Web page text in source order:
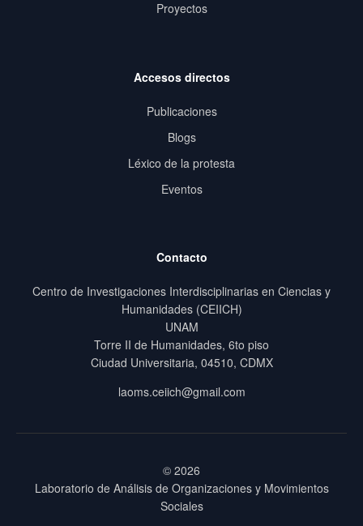
Proyectos
Accesos directos
Publicaciones
Blogs
Léxico de la protesta
Eventos
Contacto
Centro de Investigaciones Interdisciplinarias en Ciencias y
Humanidades (CEIICH)
UNAM
Torre II de Humanidades, 6to piso
Ciudad Universitaria, 04510, CDMX
laoms.ceiich@gmail.com
© 2026
Laboratorio de Análisis de Organizaciones y Movimientos
Sociales